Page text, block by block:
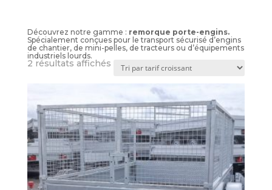
Découvrez notre gamme : remorque porte-engins.
Spécialement conçues pour le transport sécurisé d’engins
de chantier, de mini-pelles, de tracteurs ou d’équipements
industriels lourds.
2 résultats affichésTrié
par
croissant